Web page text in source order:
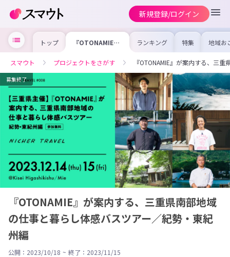
新規登録/ログイン
トップ 『OTONAMIE』
と暮らし体感バス
ツアー／紀勢・東
紀州編
ランキング 特集 地域お
の求
を集め
事内
を比較
合った
けよう
スマウト プロジェクトをさがす 『OTONAMIE』が案内する、三
募集終了
『OTONAMIE』が案内する、三重県南部地域
の仕事と暮らし体感バスツアー／紀勢・東紀
州編
公開：2023/10/18 ~ 終了：2023/11/15